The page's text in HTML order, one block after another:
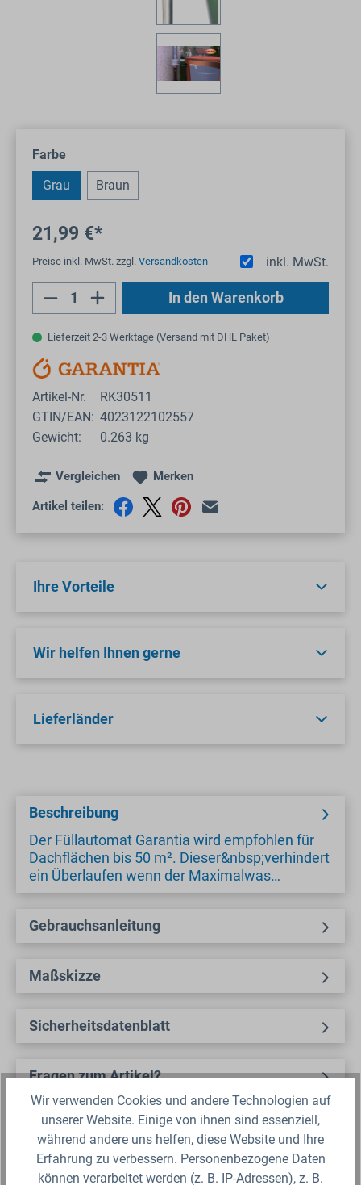
Farbeauswählen
Grau Braun
21,99 €*
inkl. MwSt.
Preise inkl. MwSt. zzgl. Versandkosten
Produkt Anzahl: Gib den gewünschten
In den Warenkorb
Lieferzeit 2-3 Werktage (Versand mit DHL Paket)
Artikel-Nr.
RK30511
GTIN/EAN: 4023122102557
Gewicht:
0.263 kg
Vergleichen Merken
Artikel teilen:
Ihre Vorteile
Wir helfen Ihnen gerne
Lieferländer
Beschreibung
Der Füllautomat Garantia wird empfohlen für
Dachflächen bis 50 m². Dieser&nbsp;verhindert
ein Überlaufen wenn der Maximalwas…
Gebrauchsanleitung
Maßskizze
Sicherheitsdatenblatt
Fragen zum Artikel?
Produktbewertungen
Für die Darstellung des Artikelbildes verwenden wir eine zufällig
Wir verwenden Cookies und andere Technologien auf
unserer Website. Einige von ihnen sind essenziell,
während andere uns helfen, diese Website und Ihre
Erfahrung zu verbessern. Personenbezogene Daten
können verarbeitet werden (z. B. IP-Adressen), z. B.